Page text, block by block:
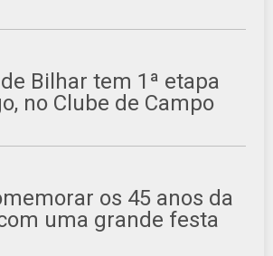
Bilhar tem 1ª etapa
no Clube de Campo
os 45 anos da
uma grande festa